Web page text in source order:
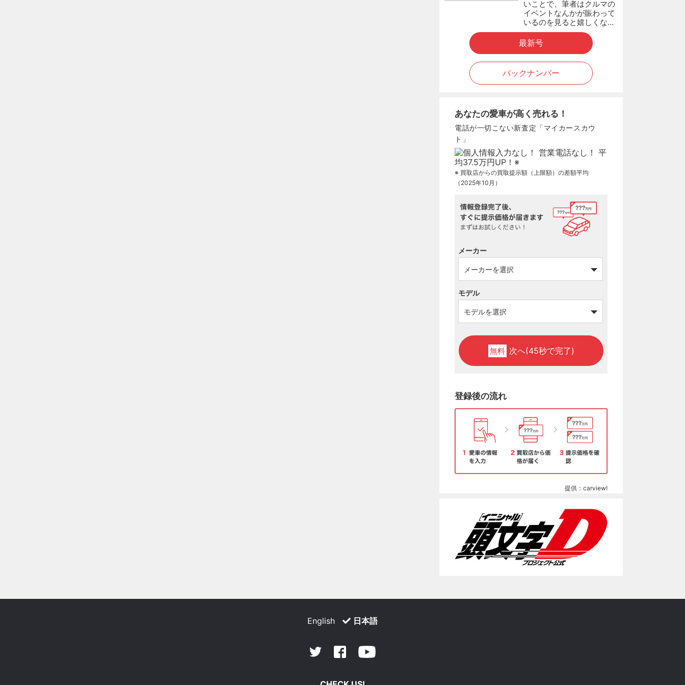
いことで、筆者はクルマの
イベントなんかが賑わって
いるのを見ると嬉しくな…
最新号
バックナンバー
あなたの愛車が高く売れる！
電話が一切こない新査定「マイカースカウ
ト」
※ 買取店からの買取提示額（上限額）の差額平均
（2025年10月）
メーカー
モデル
無料 次へ(45秒で完了)
登録後の流れ
提供：carview!
English 日本語
Twitter Facebook